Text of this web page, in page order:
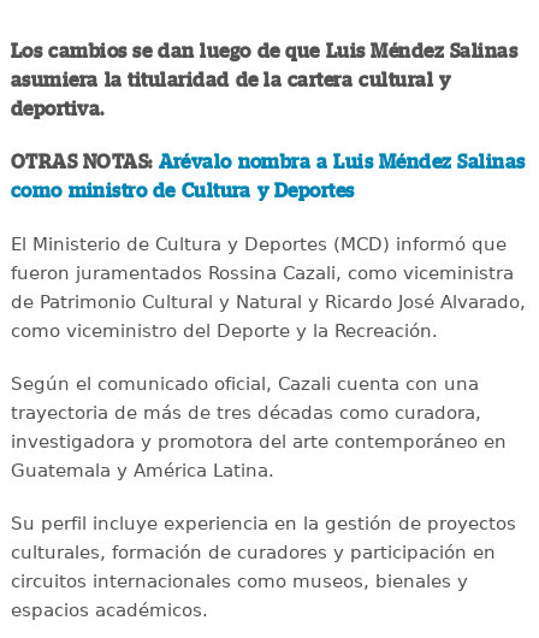
Los cambios se dan luego de que Luis Méndez Salinas
asumiera la titularidad de la cartera cultural y
deportiva.
OTRAS NOTAS:Arévalo nombra a Luis Méndez Salinas
como ministro de Cultura y Deportes
El Ministerio de Cultura y Deportes (MCD) informó que
fueron juramentados Rossina Cazali, como viceministra
de Patrimonio Cultural y Natural y Ricardo José Alvarado,
como viceministro del Deporte y la Recreación.
Según el comunicado oficial, Cazali cuenta con una
trayectoria de más de tres décadas como curadora,
investigadora y promotora del arte contemporáneo en
Guatemala y América Latina.
Su perfil incluye experiencia en la gestión de proyectos
culturales, formación de curadores y participación en
circuitos internacionales como museos, bienales y
espacios académicos.